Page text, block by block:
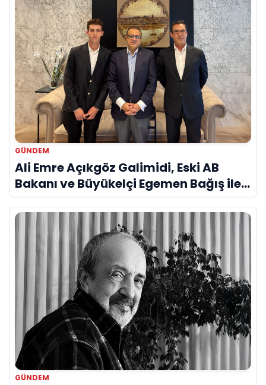
GÜNDEM
Ali Emre Açıkgöz Galimidi, Eski AB
Bakanı ve Büyükelçi Egemen Bağış ile
Bir Araya Geldi
GÜNDEM